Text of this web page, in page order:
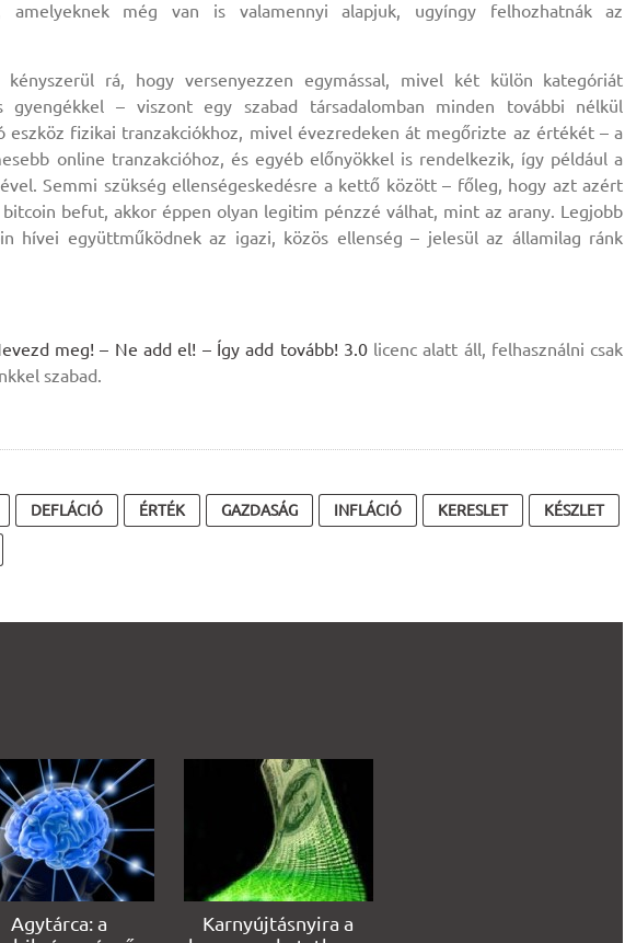
még van is valamennyi alapjuk, ugyíngy felhozhatnák az
rá, hogy versenyezzen egymással, mivel két külön kategóriát
gyengékkel – viszont egy szabad társadalomban minden további nélkül
eszköz fizikai tranzakciókhoz, mivel évezredeken át megőrizte az értékét – a
online tranzakcióhoz, és egyéb előnyökkel is rendelkezik, így például a
Semmi szükség ellenségeskedésre a kettő között – főleg, hogy azt azért
befut, akkor éppen olyan legitim pénzzé válhat, mint az arany. Legjobb
hívei együttműködnek az igazi, közös ellenség – jelesül az államilag ránk
meg! – Ne add el! – Így add tovább! 3.0licenc alatt áll, felhasználni csak
szabad.
DEFLÁCIÓ ÉRTÉK GAZDASÁG INFLÁCIÓ KERESLET KÉSZLET
Agytárca: a
Karnyújtásnyira a